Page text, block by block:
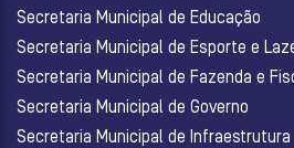
Secretaria Municipal de Educação
Secretaria Municipal de Esporte e
Secretaria Municipal de Fazenda e
Secretaria Municipal de Governo
Secretaria Municipal de Infraestrutura